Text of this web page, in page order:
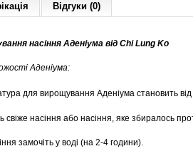
Відгуки (0)
насіння Аденіума від Chi Lung Ko
Аденіума:
для вирощування Аденіума становить
свіже насіння або насіння, яке збиралось
замочіть у воді (на 2-4 години).